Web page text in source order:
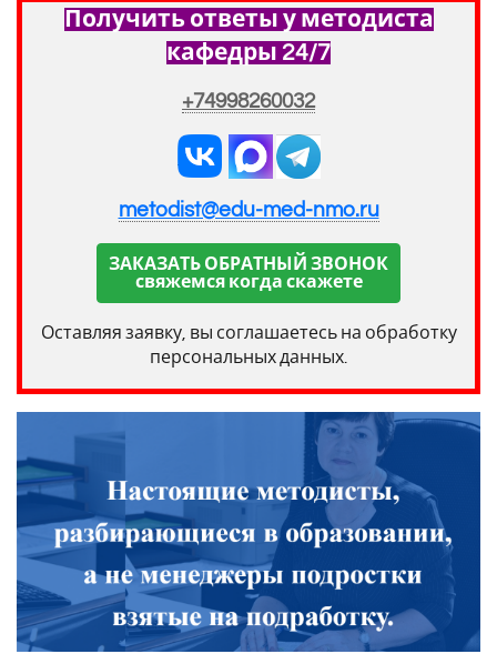
Получить ответы у методиста
кафедры 24/7
+74998260032
metodist@edu-med-nmo.ru
ЗАКАЗАТЬ ОБРАТНЫЙ ЗВОНОК
свяжемся когда скажете
Оставляя заявку, вы соглашаетесь на обработку
персональных данных.